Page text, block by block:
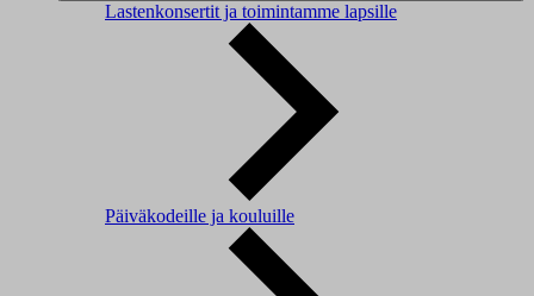
Lastenkonsertit ja toimintamme lapsille
Päiväkodeille ja kouluille